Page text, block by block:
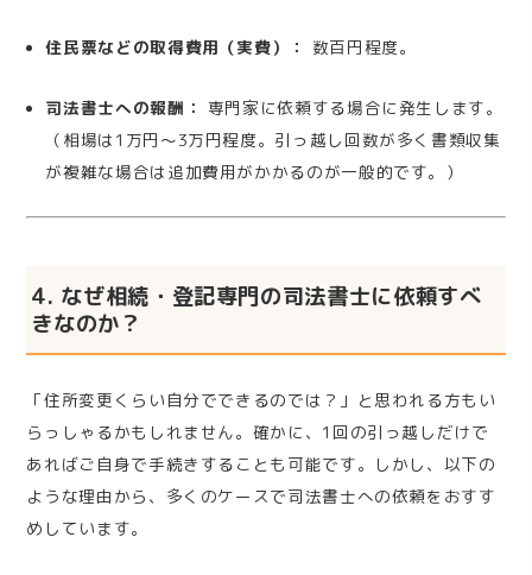
住民票などの取得費用（実費）： 数百円程度。
司法書士への報酬：
専門家に依頼する場合に発生します。
（相場は1万円〜3万円程度。引っ越し回数が多く書類収集
が複雑な場合は追加費用がかかるのが一般的です。）
4. なぜ相続・登記専門の司法書士に依頼すべ
きなのか？
「住所変更くらい自分でできるのでは？」と思われる方もい
らっしゃるかもしれません。確かに、1回の引っ越しだけで
あればご自身で手続きすることも可能です。しかし、以下の
ような理由から、多くのケースで司法書士への依頼をおすす
めしています。